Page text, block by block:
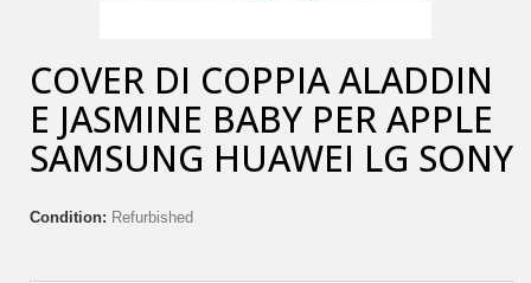
COVER DI COPPIA ALADDIN
E JASMINE BABY PER APPLE
SAMSUNG HUAWEI LG SONY
Condition: Refurbished